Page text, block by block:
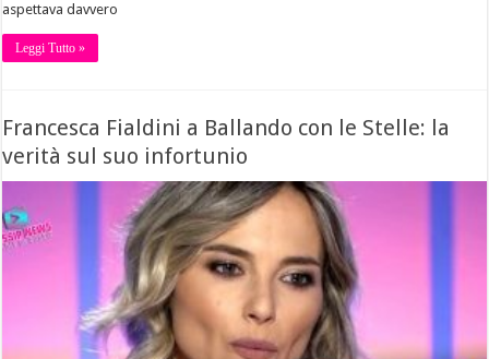
aspettava davvero
Leggi Tutto »
Francesca Fialdini a Ballando con le Stelle: la
verità sul suo infortunio